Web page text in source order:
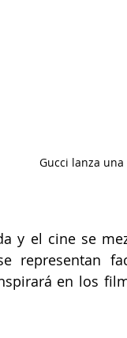
Gucci lanza
y el cine se
representan
en los